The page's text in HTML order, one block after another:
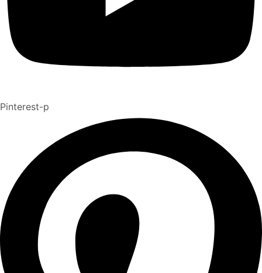
Pinterest-p